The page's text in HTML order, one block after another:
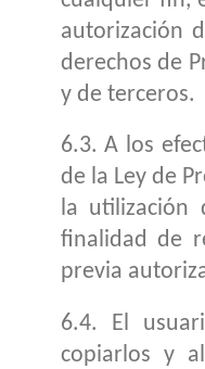
autorización
derechos de
y de terceros.
6.3. A los
de la Ley de
la
finalidad de
previa
6.4. El
copiarlos y